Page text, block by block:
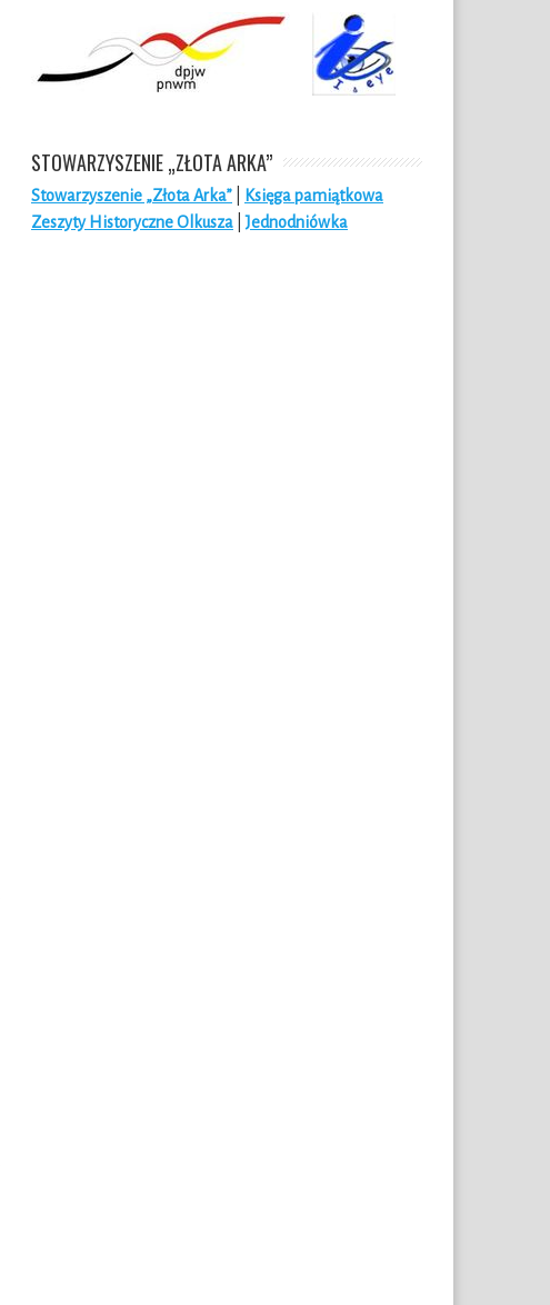
STOWARZYSZENIE „ZŁOTA ARKA”
Stowarzyszenie „Złota Arka”
Księga pamiątkowa
Zeszyty Historyczne Olkusza |Jednodniówka